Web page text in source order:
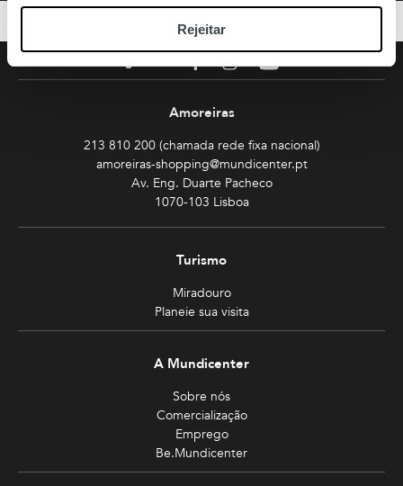
Rejeitar
Siga-nos
Amoreiras
213 810 200 (chamada rede fixa nacional)
amoreiras-shopping@mundicenter.pt
Av. Eng. Duarte Pacheco
1070-103 Lisboa
Turismo
Miradouro
Planeie sua visita
A Mundicenter
Sobre nós
Comercialização
Emprego
Be.Mundicenter